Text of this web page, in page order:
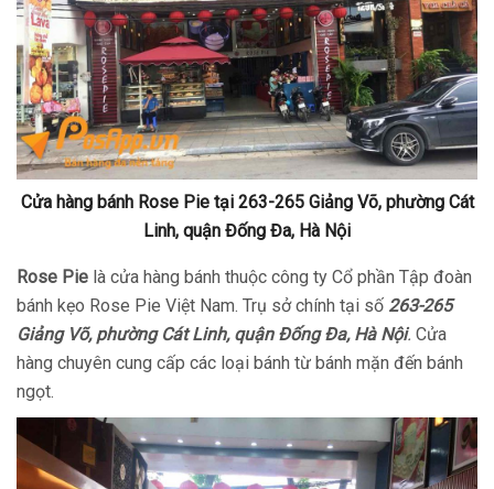
Cửa hàng bánh Rose Pie tại 263-265 Giảng Võ, phường Cát
Linh, quận Đống Đa, Hà Nội
Rose Pie là cửa hàng bánh thuộc công ty Cổ phần Tập đoàn
bánh kẹo Rose Pie Việt Nam. Trụ sở chính tại số 263-265
Giảng Võ, phường Cát Linh, quận Đống Đa, Hà Nội. Cửa
hàng chuyên cung cấp các loại bánh từ bánh mặn đến bánh
ngọt.